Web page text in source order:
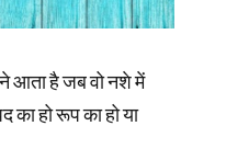
आता है जब वो नशे में
का हो रूप का हो या